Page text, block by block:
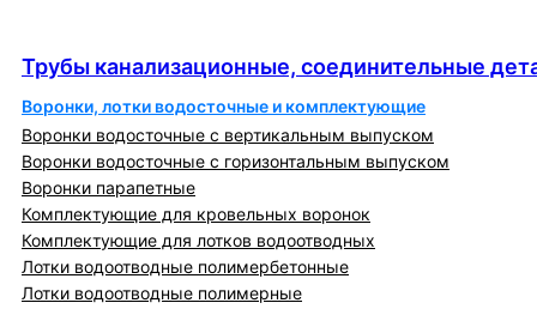
Трубы канализационные, соединительные
Воронки, лотки водосточные и комплектующие
Воронки водосточные с вертикальным выпуском
Воронки водосточные с горизонтальным выпуском
Воронки парапетные
Комплектующие для кровельных воронок
Комплектующие для лотков водоотводных
Лотки водоотводные полимербетонные
Лотки водоотводные полимерные